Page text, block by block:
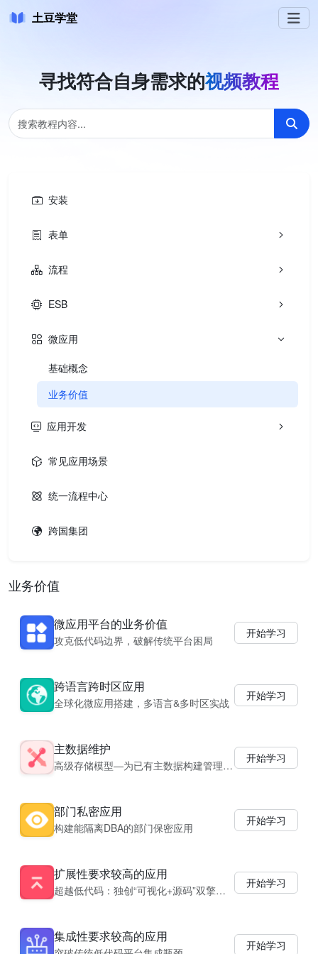
土豆学堂
寻找符合自身需求的视频教程
安装
表单
流程
ESB
微应用
基础概念
业务价值
应用开发
常见应用场景
统一流程中心
跨国集团
业务价值
微应用平台的业务价值
攻克低代码边界，破解传统平台困局
开始学习
跨语言跨时区应用
全球化微应用搭建，多语言&多时区实战
开始学习
主数据维护
高级存储模型—为已有主数据构建管理界
开始学习
部门私密应用
构建能隔离DBA的部门保密应用
开始学习
扩展性要求较高的应用
超越低代码：独创“可视化+源码”双擎架
开始学习
集成性要求较高的应用
开始学习